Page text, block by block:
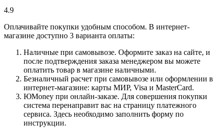
4.9
Оплачивайте покупки удобным способом. В интернет-
магазине доступно 3 варианта оплаты:
Наличные при самовывозе. Оформите заказ на сайте, и
после подтверждения заказа менеджером вы можете
оплатить товар в магазине наличными.
Безналичный расчет при самовывозе или оформлении в
интернет-магазине: карты МИР, Visa и MasterCard.
ЮMoney при онлайн-заказе. Для совершения покупки
система перенаправит вас на страницу платежного
сервиса. Здесь необходимо заполнить форму по
инструкции.